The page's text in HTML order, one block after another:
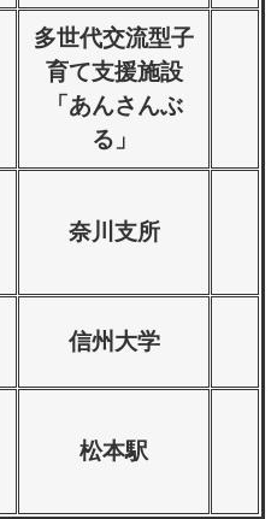
多世代交流型子
育て支援施設
「あんさんぶ
る」
奈川支所
信州大学
松本駅